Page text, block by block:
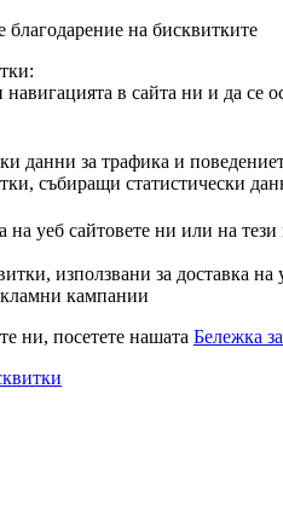
на бисквитките
навигацията в сайта ни и да се
данни за трафика и
събиращи статистически
на уеб сайтовете ни или на
използвани за доставка
кампании
ни, посетете нашата Бележка